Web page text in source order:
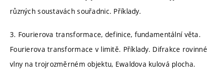
různých soustavách souřadnic. Příklady.
3. Fourierova transformace, definice, fundamentální věta.
Fourierova transformace v limitě. Příklady. Difrakce rovinné
vlny na trojrozměrném objektu, Ewaldova kulová plocha.